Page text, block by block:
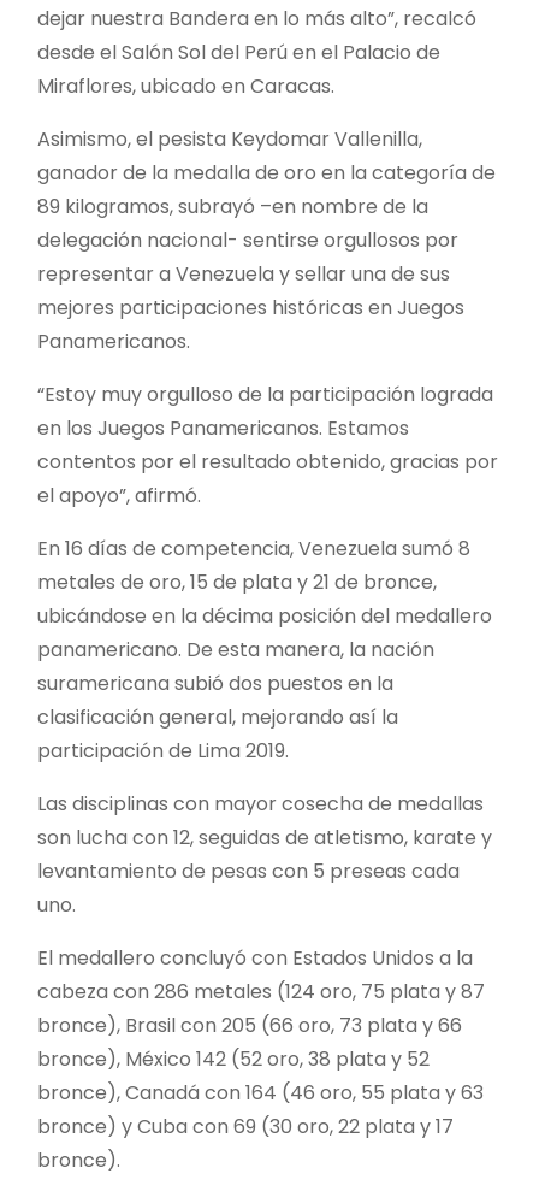
dejar nuestra Bandera en lo más alto”, recalcó
desde el Salón Sol del Perú en el Palacio de
Miraflores, ubicado en Caracas.
Asimismo, el pesista Keydomar Vallenilla,
ganador de la medalla de oro en la categoría de
89 kilogramos, subrayó –en nombre de la
delegación nacional- sentirse orgullosos por
representar a Venezuela y sellar una de sus
mejores participaciones históricas en Juegos
Panamericanos.
“Estoy muy orgulloso de la participación lograda
en los Juegos Panamericanos. Estamos
contentos por el resultado obtenido, gracias por
el apoyo”, afirmó.
En 16 días de competencia, Venezuela sumó 8
metales de oro, 15 de plata y 21 de bronce,
ubicándose en la décima posición del medallero
panamericano. De esta manera, la nación
suramericana subió dos puestos en la
clasificación general, mejorando así la
participación de Lima 2019.
Las disciplinas con mayor cosecha de medallas
son lucha con 12, seguidas de atletismo, karate y
levantamiento de pesas con 5 preseas cada
uno.
El medallero concluyó con Estados Unidos a la
cabeza con 286 metales (124 oro, 75 plata y 87
bronce), Brasil con 205 (66 oro, 73 plata y 66
bronce), México 142 (52 oro, 38 plata y 52
bronce), Canadá con 164 (46 oro, 55 plata y 63
bronce) y Cuba con 69 (30 oro, 22 plata y 17
bronce).